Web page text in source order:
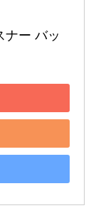
ナー バッ